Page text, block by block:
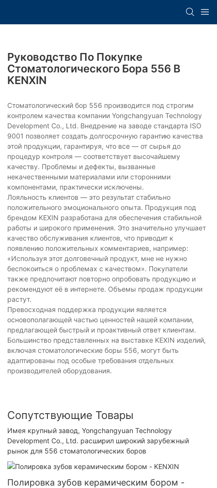
Руководство По Покупке
Стоматологического Бора 556 В
KENXIN
Стоматологический бор 556 производится под строгим
контролем качества компании Yongchangyuan Technology
Development Co., Ltd. Внедрение на заводе стандарта ISO
9001 позволяет создать долгосрочную гарантию качества
этой продукции, гарантируя, что все — от сырья до
процедур контроля — соответствует высочайшему
качеству. Проблемы и дефекты, вызванные
некачественными материалами или сторонними
компонентами, практически исключены.
Лояльность клиентов — это результат стабильно
положительного эмоционального опыта. Продукция под
брендом KEXIN разработана для обеспечения стабильной
работы и широкого применения. Это значительно улучшает
качество обслуживания клиентов, что приводит к
появлению положительных комментариев, например:
«Используя этот долговечный продукт, мне не нужно
беспокоиться о проблемах с качеством». Покупатели
также предпочитают повторно опробовать продукцию и
рекомендуют её в интернете. Объемы продаж продукции
растут.
Превосходная поддержка продукции является
основополагающей частью ценностей нашей компании,
предлагающей быстрый и проактивный ответ клиентам.
Большинство представленных на выставке KEXIN изделий,
включая стоматологические боры 556, могут быть
адаптированы под особые требования отдельных
производителей оборудования.
Сопутствующие Товары
Имея крупный завод, Yongchangyuan Technology
Development Co., Ltd. расширил широкий зарубежный
рынок для 556 стоматологических боров
Полировка зубов керамическим бором -